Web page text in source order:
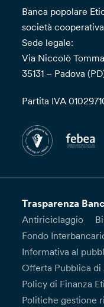
Banca popolare
società
Sede legale:
Via Niccolò
35131 – Padova
Partita IVA
Trasparenza
Antiriciclaggio
Fondo
Informativa al
Offerta Pubblica di
Policy di Finanza
Politiche gestione